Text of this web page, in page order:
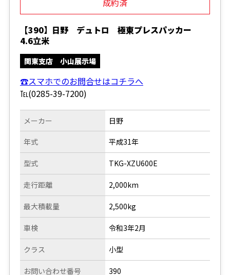
成約済
【390】日野 デュトロ 極東プレスパッカー
4.6立米
関東支店 小山展示場
☎スマホでのお問合せはコチラへ
℡(0285-39-7200)
メーカー
年式
型式
走行距離
日野
平成31年
TKG-XZU600E
2,000km
最大積載量
車検
クラス
お問い合わせ番号
2,500kg
令和3年2月
小型
390